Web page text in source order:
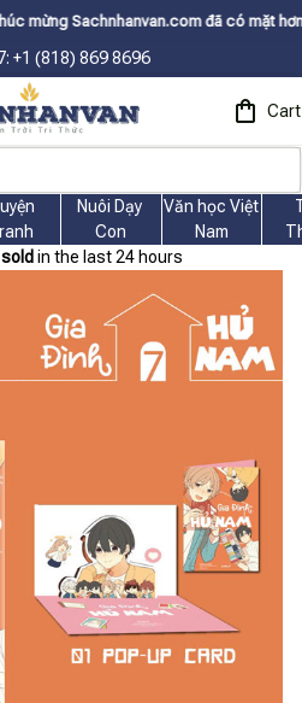
đã có mặt hơn 200 quốc
+1 (818) 869 8696
Cart
Nuôi Dạy
Con
Văn học Việt
Nam
sold in the last 24 hours